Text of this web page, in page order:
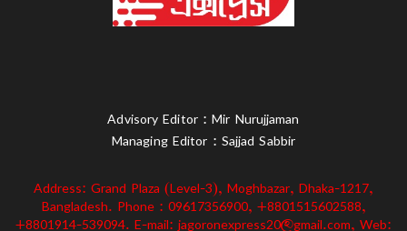
Advisory Editor : Mir Nurujjaman
Managing Editor : Sajjad Sabbir
Address: Grand Plaza (Level-3), Moghbazar, Dhaka-1217,
Bangladesh. Phone : 09617356900, +8801515602588,
+8801914-539094. E-mail: jagoronexpress20@gmail.com, Web: